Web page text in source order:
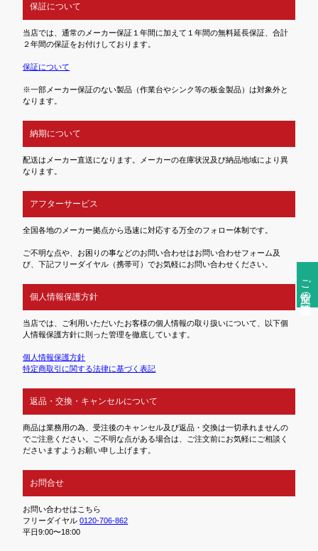
ご注文前の確認事項
保証について
当店では、通常のメーカー保証１年間に加えて１年間の無料延長保証、合計
２年間の保証をお付けしております。
保証について
※一部メーカー保証のない製品（作業台やシンク等の板金製品）は対象外と
なります。
納期について
配送はメーカー直送になります。メーカーの在庫状況及び納品地域により異
なります。
アフターサービス
全国各地のメーカー拠点から迅速に対応する万全のフォロー体制です。
ご不明な点や、お困りの事などのお問い合わせはお問い合わせフォーム及
び、下記フリーダイヤル（携帯可）でお気軽にお問い合わせください。
個人情報保護方針
当店では、ご利用いただいたお客様の個人情報の取り扱いについて、以下個
人情報保護方針に則った管理を徹底しています。
個人情報保護方針
特定商取引に関する法律に基づく表記
返品・交換・キャンセルについて
商品は業務用の為、受注後のキャンセル及び返品・交換は一切承れませんの
でご注意ください。ご不明な点がある場合は、ご注文前にお気軽にご相談く
ださいますようお願い申し上げます。
お問合せ
お問い合わせはこちら
フリーダイヤル0120-706-862
平日9:00〜18:00